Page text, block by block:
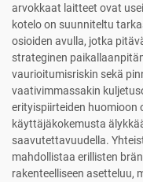
arvokkaat laitteet ovat
kotelo on suunniteltu
osioiden avulla, jotka
strateginen
vaurioitumisriskin sekä
vaativimmassakin
erityispiirteiden
käyttäjäkokemusta
saavutettavuudella.
mahdollistaa erillisten
rakenteelliseen asetteluu,